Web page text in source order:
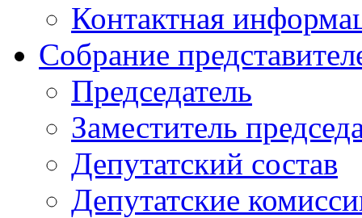
Контактная
Собрание
Председатель
Заместитель
Депутатский состав
Депутатские